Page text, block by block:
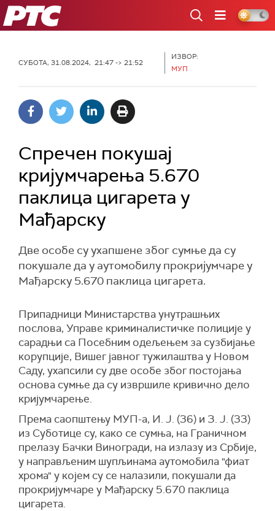
РТС
СУБОТА, 31.08.2024, 21:47 -> 21:52
ИЗВОР:
МУП
Спречен покушај
кријумчарења 5.670
паклица цигарета у
Мађарску
Две особе су ухапшене због сумње да су
покушале да у аутомобилу прокријумчаре у
Мађарску 5.670 паклица цигарета.
Припадници Министарства унутрашњих
послова, Управе криминалистичке полиције у
сарадњи са Посебним одељењем за сузбијање
корупције, Вишег јавног тужилаштва у Новом
Саду, ухапсили су две особе због постојања
основа сумње да су извршиле кривично дело
кријумчарење.
Према саопштењу МУП-а, И. Ј. (36) и З. Ј. (33)
из Суботице су, како се сумња, на Граничном
прелазу Бачки Виногради, на излазу из Србије,
у направљеним шупљинама аутомобила "фиат
хрома" у којем су се налазили, покушали да
прокријумчаре у Мађарску 5.670 паклица
цигарета.